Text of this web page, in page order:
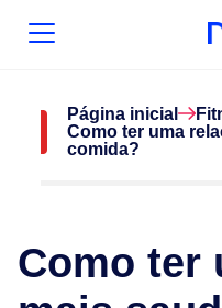
Página inicial
Como ter uma
comida?
Como ter